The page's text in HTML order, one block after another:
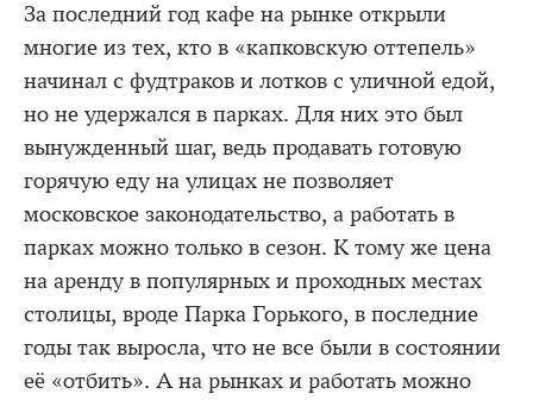
За последний год кафе на рынке открыли
многие из тех, кто в «капковскую оттепель»
начинал с фудтраков и лотков с уличной едой,
но не удержался в парках. Для них это был
вынужденный шаг, ведь продавать готовую
горячую еду на улицах не позволяет
московское законодательство, а работать в
парках можно только в сезон. К тому же цена
на аренду в популярных и проходных местах
столицы, вроде Парка Горького, в последние
годы так выросла, что не все были в состоянии
её «отбить». А на рынках и работать можно